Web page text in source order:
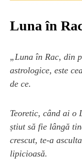
Luna în
„Luna în Rac, din
astrologice, este
de ce.
Teoretic, când ai o
știut să fie lângă
crescut, te-a
lipicioasă.